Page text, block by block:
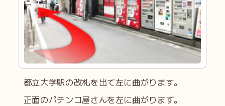
都立大学駅の改札を出て左に曲がります。
正面のパチンコ屋さんを左に曲がります。